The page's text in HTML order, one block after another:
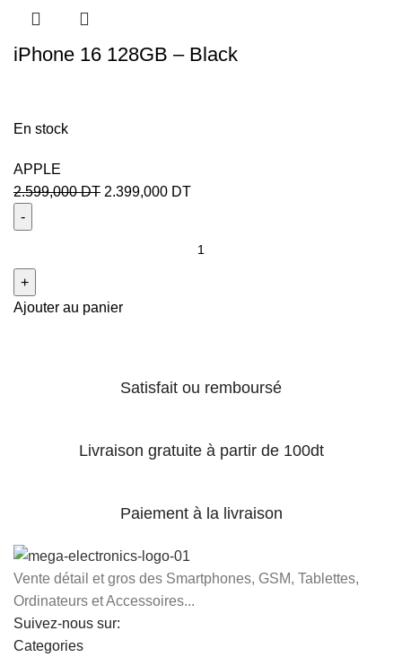
iPhone 16 128GB – Black
En stock
APPLE
2.599,000DT 2.399,000 DT
Ajouter au panier
Satisfait ou remboursé
Livraison gratuite à partir de 100dt
Paiement à la livraison
Vente détail et gros des Smartphones, GSM, Tablettes,
Ordinateurs et Accessoires...
Suivez-nous sur:
Categories